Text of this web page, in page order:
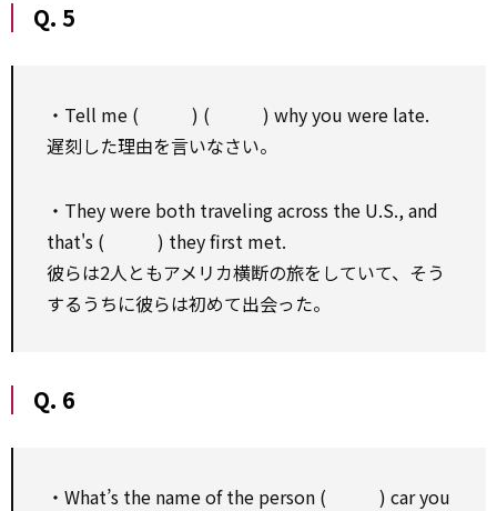
Q. 5
・Tell me ( ) ( ) why you were late.
遅刻した理由を言いなさい。
・They were both traveling across the U.S., and
that's ( ) they first met.
彼らは2人ともアメリカ横断の旅をしていて、そう
するうちに彼らは初めて出会った。
Q. 6
・What’s the name of the person ( ) car you